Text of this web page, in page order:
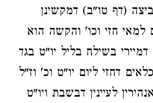
(דף טו"ב) דמקשינן
למאי חזי וכו' והקשה הוא
בשילח בליל יו"ט בגד
דחזי ליום יו"ט וכ' וז"ל
לעיינין דבשבת ויו"ט